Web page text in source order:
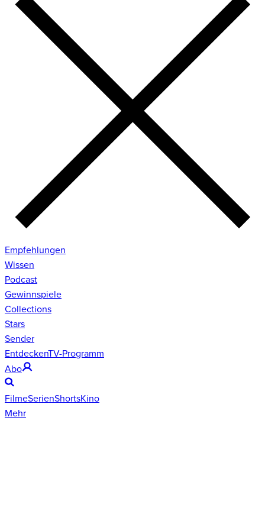
Empfehlungen
Wissen
Podcast
Gewinnspiele
Collections
Stars
Sender
EntdeckenTV-Programm
Abo
FilmeSerienShortsKino
Mehr